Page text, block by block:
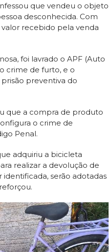
que vendeu o objeto
desconhecida. Com
recebido pela venda
foi lavrado o APF (Auto
crime de furto, e o
preventiva do
que a compra de produto
o crime de
Penal.
adquiriu a bicicleta
realizar a devolução de
identificada, serão adotadas